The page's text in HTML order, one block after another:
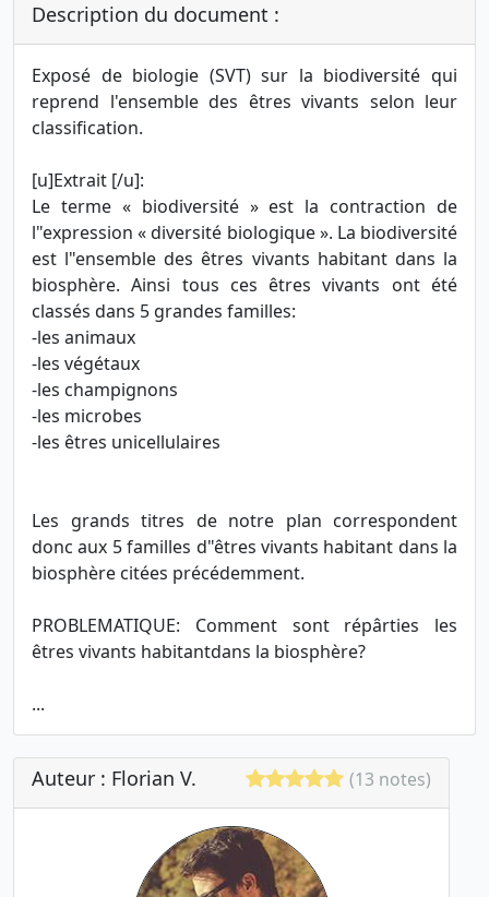
Description du document :
Exposé de biologie (SVT) sur la biodiversité qui
reprend l'ensemble des êtres vivants selon leur
classification.
[u]Extrait [/u]:
Le terme « biodiversité » est la contraction de
l"expression « diversité biologique ». La biodiversité
est l"ensemble des êtres vivants habitant dans la
biosphère. Ainsi tous ces êtres vivants ont été
classés dans 5 grandes familles:
-les animaux
-les végétaux
-les champignons
-les microbes
-les êtres unicellulaires
Les grands titres de notre plan correspondent
donc aux 5 familles d"êtres vivants habitant dans la
biosphère citées précédemment.
PROBLEMATIQUE: Comment sont répârties les
êtres vivants habitantdans la biosphère?
...
Auteur : Florian V. (13 notes)